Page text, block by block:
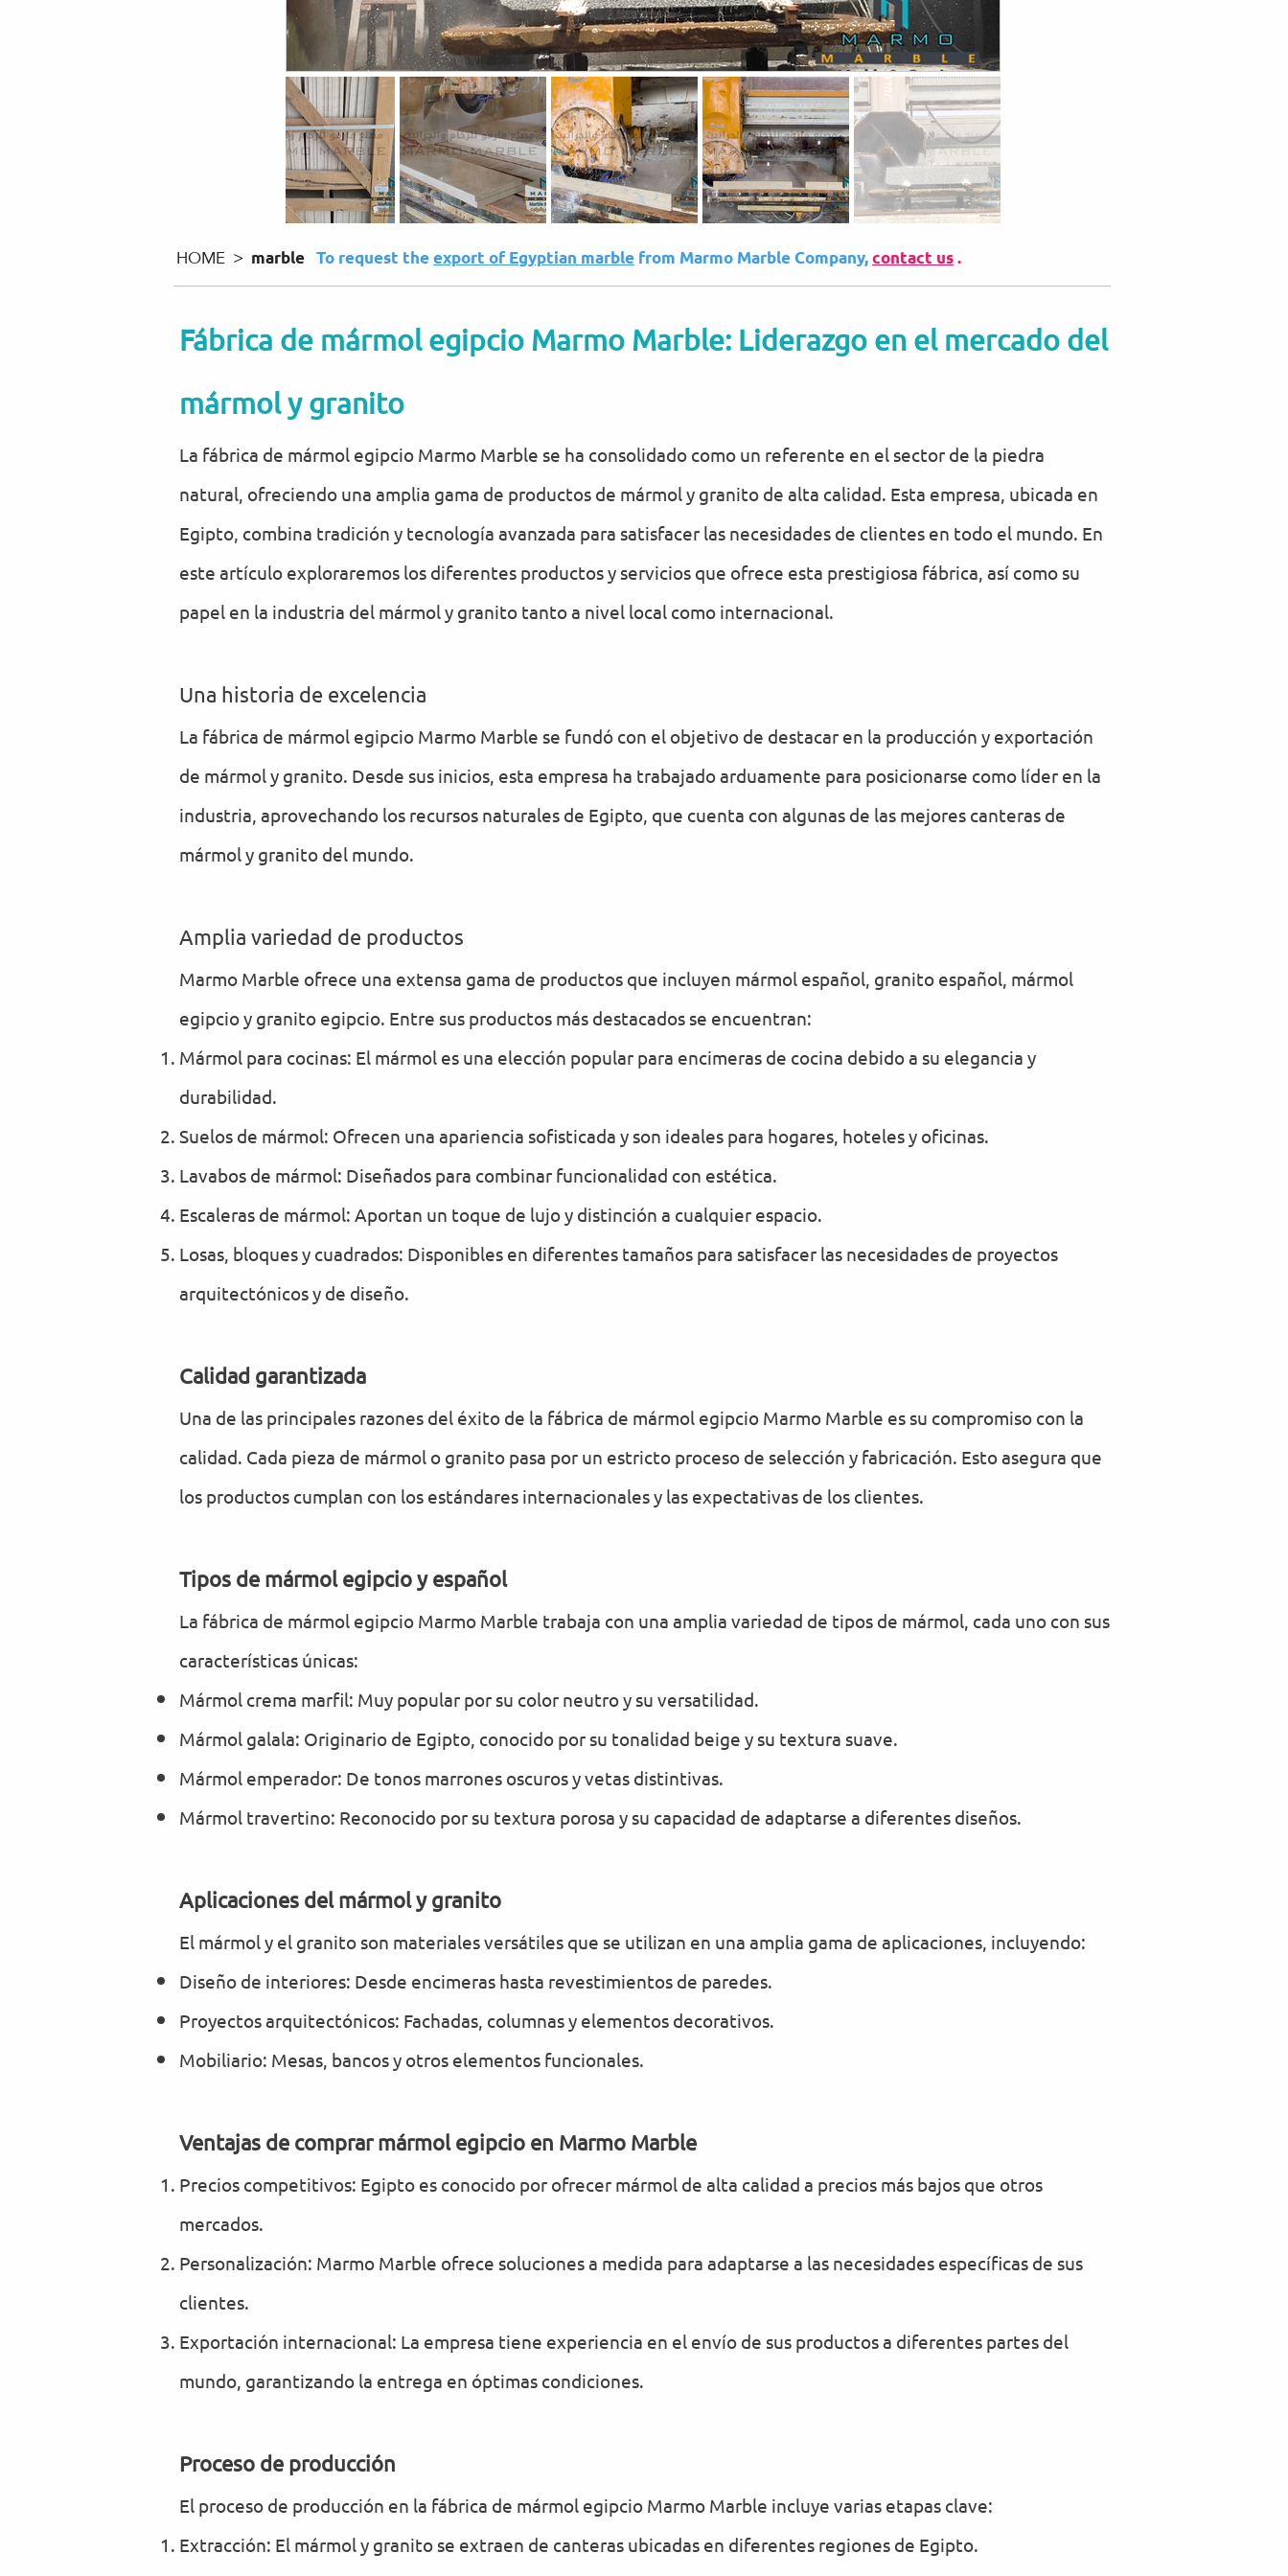
HOME > marble To request the export of Egyptian marble from Marmo Marble Company, contact us .
Fábrica de mármol egipcio Marmo Marble: Liderazgo en el mercado del
mármol y granito
La fábrica de mármol egipcio Marmo Marble se ha consolidado como un referente en el sector de la piedra
natural, ofreciendo una amplia gama de productos de mármol y granito de alta calidad. Esta empresa, ubicada en
Egipto, combina tradición y tecnología avanzada para satisfacer las necesidades de clientes en todo el mundo. En
este artículo exploraremos los diferentes productos y servicios que ofrece esta prestigiosa fábrica, así como su
papel en la industria del mármol y granito tanto a nivel local como internacional.
Una historia de excelencia
La fábrica de mármol egipcio Marmo Marble se fundó con el objetivo de destacar en la producción y exportación
de mármol y granito. Desde sus inicios, esta empresa ha trabajado arduamente para posicionarse como líder en la
industria, aprovechando los recursos naturales de Egipto, que cuenta con algunas de las mejores canteras de
mármol y granito del mundo.
Amplia variedad de productos
Marmo Marble ofrece una extensa gama de productos que incluyen mármol español, granito español, mármol
egipcio y granito egipcio. Entre sus productos más destacados se encuentran:
Mármol para cocinas: El mármol es una elección popular para encimeras de cocina debido a su elegancia y
durabilidad.
Suelos de mármol: Ofrecen una apariencia sofisticada y son ideales para hogares, hoteles y oficinas.
Lavabos de mármol: Diseñados para combinar funcionalidad con estética.
Escaleras de mármol: Aportan un toque de lujo y distinción a cualquier espacio.
Losas, bloques y cuadrados: Disponibles en diferentes tamaños para satisfacer las necesidades de proyectos
arquitectónicos y de diseño.
Calidad garantizada
Una de las principales razones del éxito de la fábrica de mármol egipcio Marmo Marble es su compromiso con la
calidad. Cada pieza de mármol o granito pasa por un estricto proceso de selección y fabricación. Esto asegura que
los productos cumplan con los estándares internacionales y las expectativas de los clientes.
Tipos de mármol egipcio y español
La fábrica de mármol egipcio Marmo Marble trabaja con una amplia variedad de tipos de mármol, cada uno con sus
características únicas:
Mármol crema marfil: Muy popular por su color neutro y su versatilidad.
Mármol galala: Originario de Egipto, conocido por su tonalidad beige y su textura suave.
Mármol emperador: De tonos marrones oscuros y vetas distintivas.
Mármol travertino: Reconocido por su textura porosa y su capacidad de adaptarse a diferentes diseños.
Aplicaciones del mármol y granito
El mármol y el granito son materiales versátiles que se utilizan en una amplia gama de aplicaciones, incluyendo:
Diseño de interiores: Desde encimeras hasta revestimientos de paredes.
Proyectos arquitectónicos: Fachadas, columnas y elementos decorativos.
Mobiliario: Mesas, bancos y otros elementos funcionales.
Ventajas de comprar mármol egipcio en Marmo Marble
Precios competitivos: Egipto es conocido por ofrecer mármol de alta calidad a precios más bajos que otros
mercados.
Personalización: Marmo Marble ofrece soluciones a medida para adaptarse a las necesidades específicas de sus
clientes.
Exportación internacional: La empresa tiene experiencia en el envío de sus productos a diferentes partes del
mundo, garantizando la entrega en óptimas condiciones.
Proceso de producción
El proceso de producción en la fábrica de mármol egipcio Marmo Marble incluye varias etapas clave:
Extracción: El mármol y granito se extraen de canteras ubicadas en diferentes regiones de Egipto.